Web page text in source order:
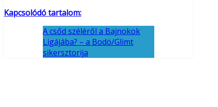
Kapcsolódó tartalom:
A csőd széléről a Bajnokok
Ligájába? – a Bodö/Glimt
sikersztorija